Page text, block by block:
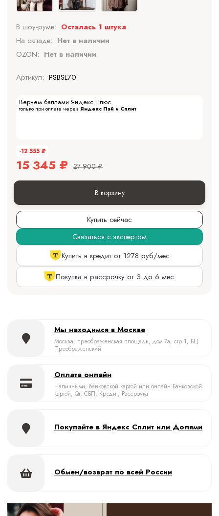
В шоу-руме: Осталась 1 штука
На складе: Нет в наличии
OZON: Нет в наличии
Артикул: PSBSL70
Вернем баллами Яндекс Плюс
только при оплате через Яндекс Пэй и Сплит
-12 555 ₽
15 345 ₽ 27 900 ₽
В корзину
Купить сейчас
Связаться с экспертом
Купить в кредит от 1278 руб/мес
Покупка в рассрочку от 3 до 6 мес.
Мы находимся в Москве
Москва, преображенская площадь, дом 7а, стр.1, БЦ
Преображенский
Оплата онлайн
Наличными, банковской картой или онлайн Банковской
картой, Qr, СБП, Кредит, Рассрочка
Покупайте в Яндекс Сплит или Долями
Обмен/возврат по всей России